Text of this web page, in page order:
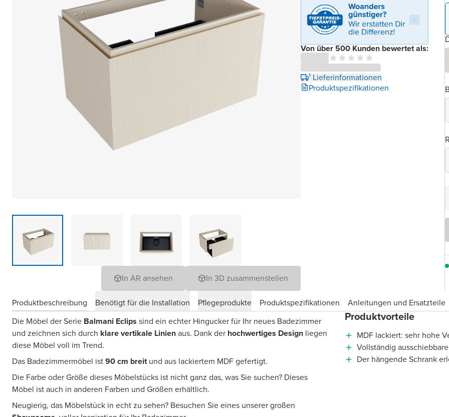
In AR ansehen In 3D zusammenstellen
Von über 500 Kunden bewertet als:
¹ Lieferinformationen
Produktspezifikationen
Produktbeschreibung Benötigt für die Installation Pflegeprodukte Produktspezifikationen
Anleitungen und Ersatzteile
Die Möbel der Serie Balmani Eclips sind ein echter Hingucker für Ihr neues Badezimmer
und zeichnen sich durch klare vertikale Linienaus. Dank der hochwertiges Design liegen
diese Möbel voll im Trend.
Das Badezimmermöbel ist90 cm breitund aus lackiertem MDF gefertigt.
Die Farbe oder Größe dieses Möbelstücks ist nicht ganz das, was Sie suchen? Dieses
Möbel ist auch in anderen Farben und Größen erhältlich.
Neugierig, das Möbelstück in echt zu sehen? Besuchen Sie eines unserer großen
Produktvorteile
MDF lackiert: sehr hohe
Vollständig
Der hängende Schrank